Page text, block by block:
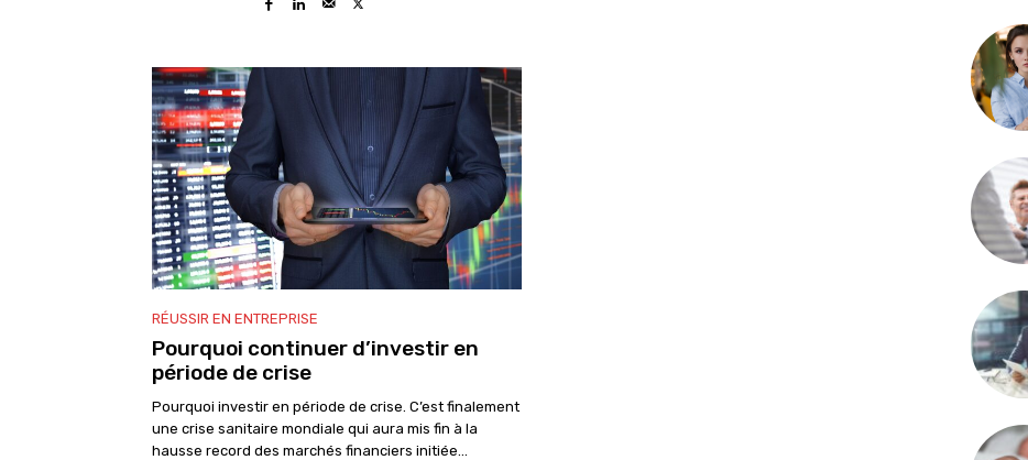
RÉUSSIR EN ENTREPRISE
Pourquoi continuer d’investir en
période de crise
Pourquoi investir en période de crise. C’est finalement
une crise sanitaire mondiale qui aura mis fin à la
hausse record des marchés financiers initiée...